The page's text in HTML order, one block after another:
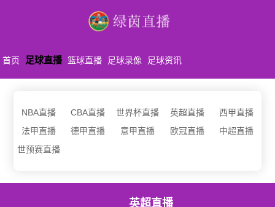
首页 足球直播 篮球直播 足球录像 足球资讯
NBA直播 CBA直播 世界杯直播 英超直播
西甲直播
法甲直播
德甲直播 意甲直播 欧冠直播
中超直播
世预赛直播
英超直播